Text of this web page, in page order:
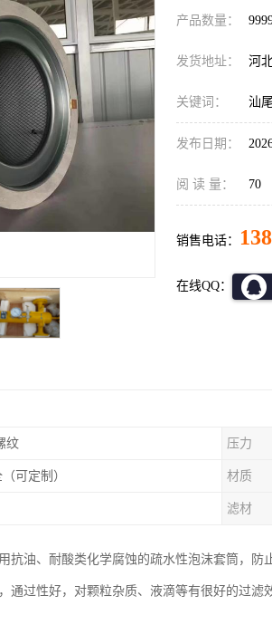
产品数量：
发货地址： 河
关键词： 汕
发布日期：
阅 读 量： 70
销售电话：
在线QQ：
纹 压力
可定制） 材质
滤材
抗油、耐酸类化学腐蚀的疏水性泡沫套筒，
通过性好，对颗粒杂质、液滴等有很好的过滤